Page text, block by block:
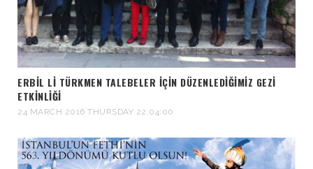
ERBİL Lİ TÜRKMEN TALEBELER İÇİN DÜZENLEDİĞİMİZ GEZİ
ETKİNLİĞİ
24 MARCH 2016 THURSDAY 22:04:00